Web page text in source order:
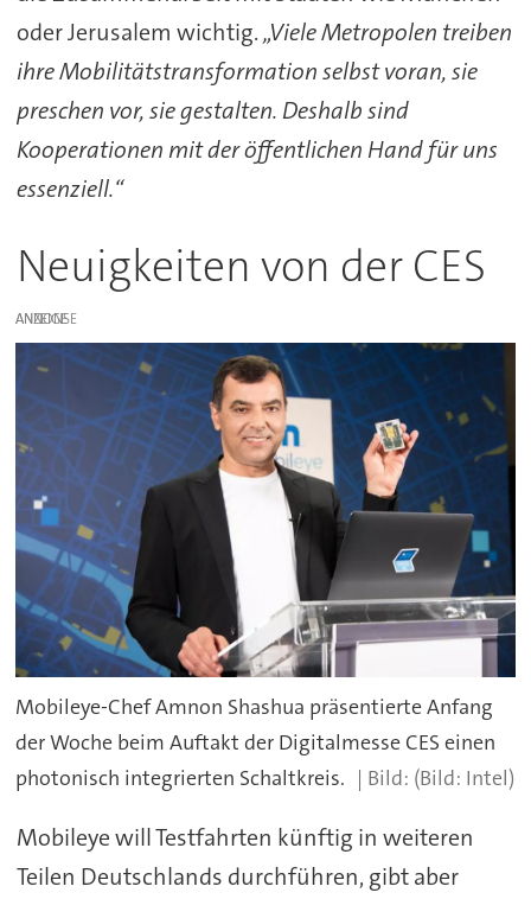
oder Jerusalem wichtig.„Viele Metropolen treiben
ihre Mobilitätstransformation selbst voran, sie
preschen vor, sie gestalten. Deshalb sind
Kooperationen mit der öffentlichen Hand für uns
essenziell.“
Neuigkeiten von der CES
ANZEIGE
Mobileye-Chef Amnon Shashua präsentierte Anfang
der Woche beim Auftakt der Digitalmesse CES einen
photonisch integrierten Schaltkreis.
(Bild: Intel)
Mobileye will Testfahrten künftig in weiteren
Teilen Deutschlands durchführen, gibt aber